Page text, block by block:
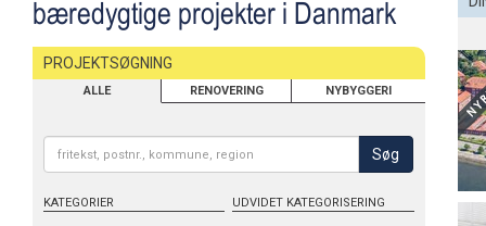
bæredygtige projekter i Danmark
PROJEKTSØGNING
ALLE RENOVERING NYBYGGERI
Søg
UDVIDET KATEGORISERING
KATEGORIER